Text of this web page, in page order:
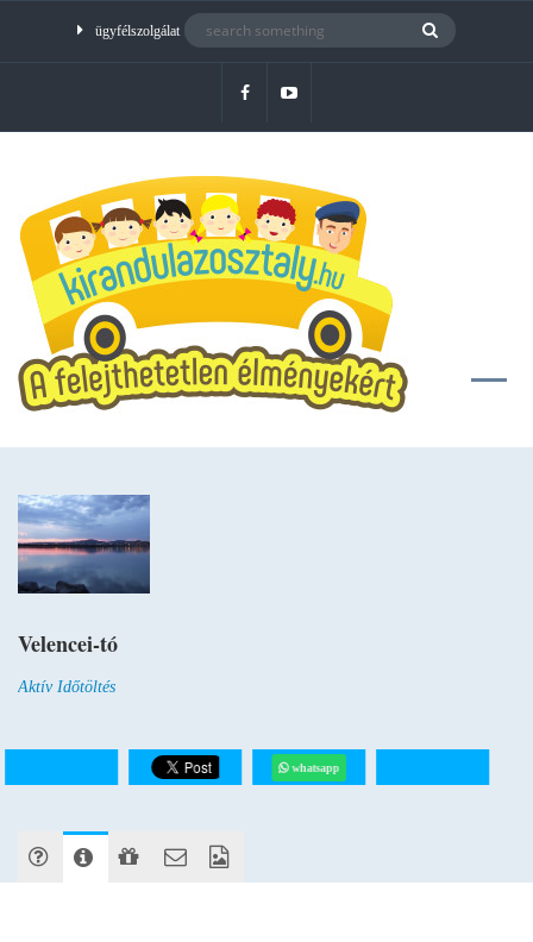
ügyfélszolgálat
Velencei-tó
Aktív Időtöltés
whatsapp